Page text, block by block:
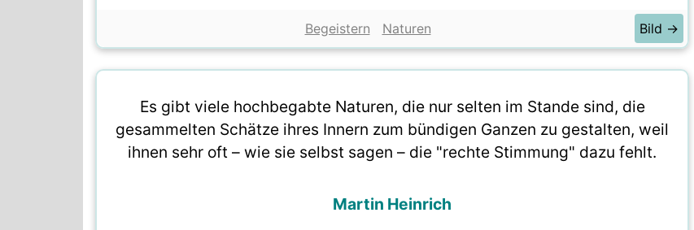
Begeistern Naturen Bild →
Es gibt viele hochbegabte Naturen, die nur selten im Stande sind, die
gesammelten Schätze ihres Innern zum bündigen Ganzen zu gestalten, weil
ihnen sehr oft – wie sie selbst sagen – die "rechte Stimmung" dazu fehlt.
Martin Heinrich